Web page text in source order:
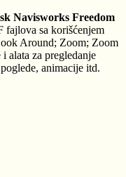
Navisworks Freedom
sa korišćenjem
Around; Zoom; Zoom
alata za pregledanje
animacije itd.